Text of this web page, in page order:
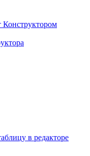
Конструктором
в редакторе